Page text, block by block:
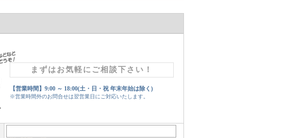
まずはお気軽にご相談下さい！
【営業時間】9:00 ～ 18:00(土・日・祝 年末年始は除く)
※営業時間外のお問合せは翌営業日にご対応いたします。